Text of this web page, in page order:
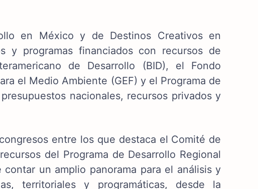
en México y de Destinos Creativos en
y programas financiados con recursos de
de Desarrollo (BID), el Fondo
el Medio Ambiente (GEF) y el Programa de
nacionales, recursos privados y
entre los que destaca el Comité de
del Programa de Desarrollo Regional
un amplio panorama para el análisis y
territoriales y programáticas, desde la